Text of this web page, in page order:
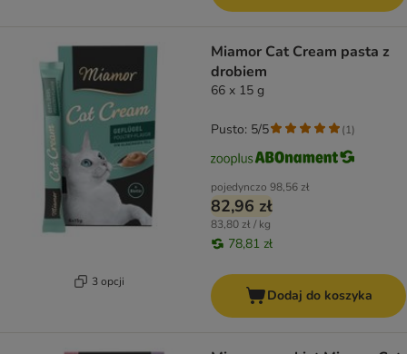
3 opcji
Miamor Cat Cream pasta z
drobiem
66 x 15 g
pojedynczo 98,56 zł
82,96 zł
83,80 zł / kg
78,81 zł
Pusto: 5/5 (1)
Dodaj do koszyka